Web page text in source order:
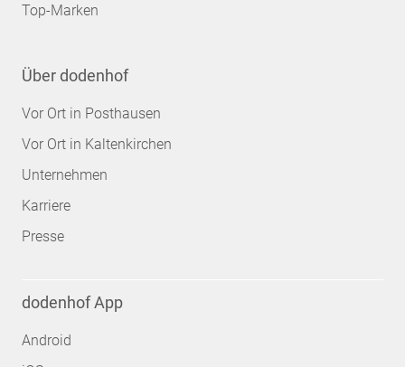
Top-Marken
Über dodenhof
Vor Ort in Posthausen
Vor Ort in Kaltenkirchen
Unternehmen
Karriere
Presse
dodenhof App
Android